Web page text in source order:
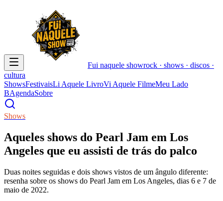
Fui naquele showrock · shows · discos ·
cultura
ShowsFestivaisLi Aquele LivroVi Aquele FilmeMeu Lado
BAgendaSobre
Shows
Aqueles shows do Pearl Jam em Los
Angeles que eu assisti de trás do palco
Duas noites seguidas e dois shows vistos de um ângulo diferente:
resenha sobre os shows do Pearl Jam em Los Angeles, dias 6 e 7 de
maio de 2022.